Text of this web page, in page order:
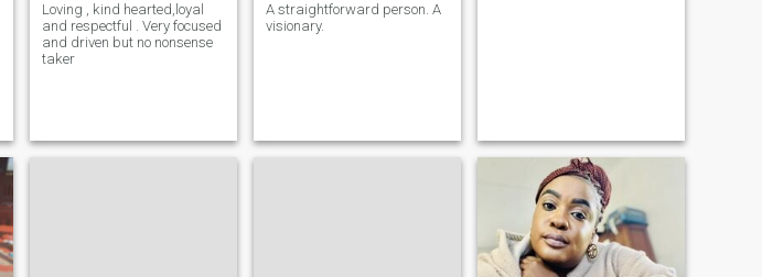
Loving , kind hearted,loyal
and respectful . Very focused
and driven but no nonsense
taker
A straightforward person. A
visionary.